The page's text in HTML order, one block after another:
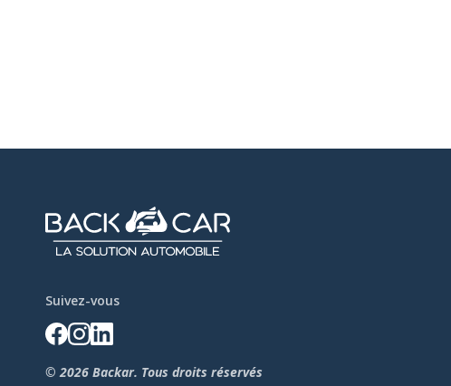
Suivez-vous
© 2026 Backar. Tous droits réservés